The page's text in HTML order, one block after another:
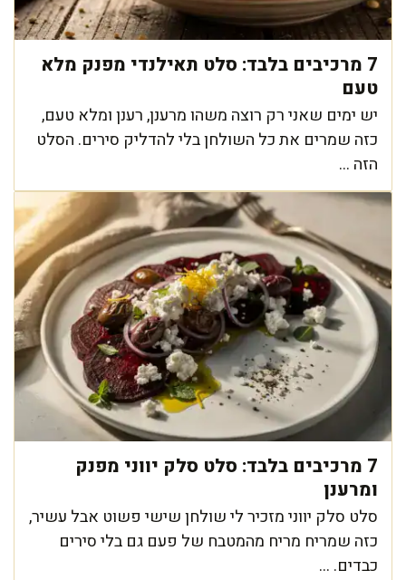
7 מרכיבים בלבד: סלט תאילנדי מפנק מלא
טעם
יש ימים שאני רק רוצה משהו מרענן, רענן ומלא טעם,
כזה שמרים את כל השולחן בלי להדליק סירים. הסלט
הזה ...
7 מרכיבים בלבד: סלט סלק יווני מפנק
ומרענן
סלט סלק יווני מזכיר לי שולחן שישי פשוט אבל עשיר,
כזה שמריח מריח מהמטבח של פעם גם בלי סירים
כבדים. ...